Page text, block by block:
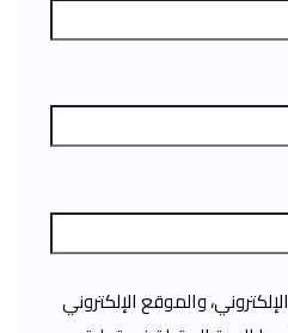
والموقع الإلكتروني